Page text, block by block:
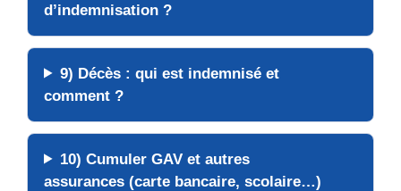
d’indemnisation ?
9) Décès : qui est indemnisé et
comment ?
10) Cumuler GAV et autres
assurances (carte bancaire, scolaire…)